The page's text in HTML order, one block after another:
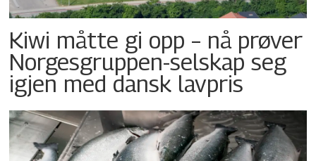
Kiwi måtte gi opp – nå prøver
Norgesgruppen-selskap seg
igjen med dansk lavpris